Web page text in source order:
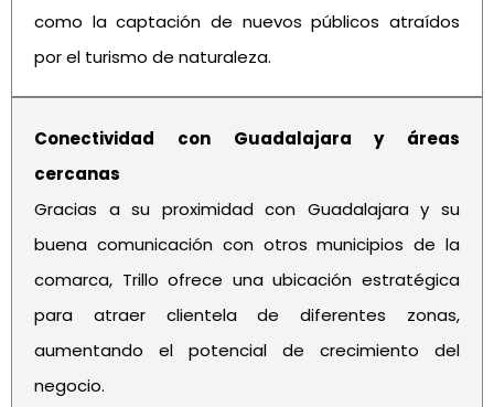
como la captación de nuevos públicos atraídos
por el turismo de naturaleza.
Conectividad con Guadalajara y áreas
cercanas
Gracias a su proximidad con Guadalajara y su
buena comunicación con otros municipios de la
comarca, Trillo ofrece una ubicación estratégica
para atraer clientela de diferentes zonas,
aumentando el potencial de crecimiento del
negocio.